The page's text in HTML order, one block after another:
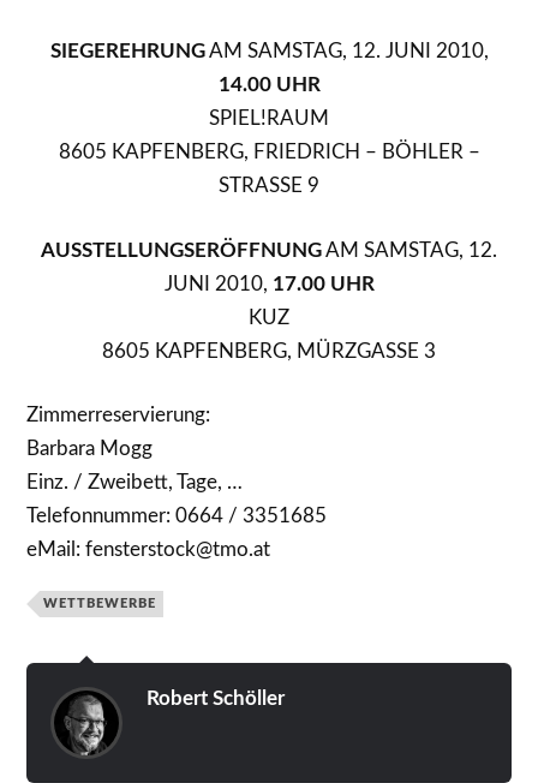
SIEGEREHRUNGAM SAMSTAG, 12. JUNI 2010,
14.00 UHR
SPIEL!RAUM
8605 KAPFENBERG, FRIEDRICH – BÖHLER –
STRASSE 9
AUSSTELLUNGSERÖFFNUNGAM SAMSTAG, 12.
JUNI 2010, 17.00 UHR
KUZ
8605 KAPFENBERG, MÜRZGASSE 3
Zimmerreservierung:
Barbara Mogg
Einz. / Zweibett, Tage, …
Telefonnummer: 0664 / 3351685
eMail: fensterstock@tmo.at
WETTBEWERBE
Robert Schöller